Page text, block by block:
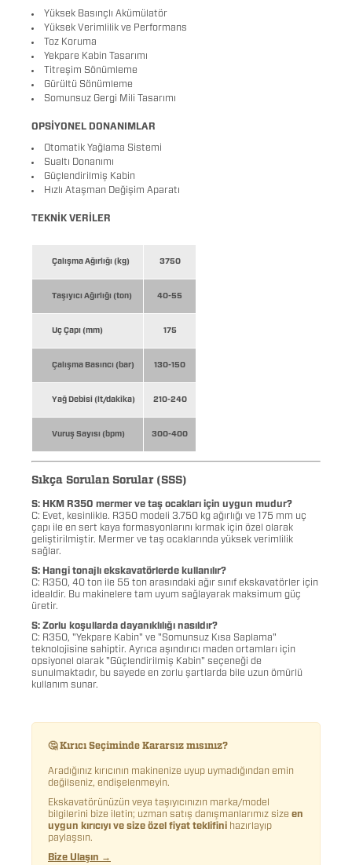
Yüksek Basınçlı Akümülatör
Yüksek Verimlilik ve Performans
Toz Koruma
Yekpare Kabin Tasarımı
Titreşim Sönümleme
Gürültü Sönümleme
Somunsuz Gergi Mili Tasarımı
OPSİYONEL DONANIMLAR
Otomatik Yağlama Sistemi
Sualtı Donanımı
Güçlendirilmiş Kabin
Hızlı Ataşman Değişim Aparatı
TEKNİK VERİLER
Çalışma Ağırlığı (kg) 3750
Taşıyıcı Ağırlığı (ton) 40-55
Uç Çapı (mm) 175
Çalışma Basıncı (bar) 130-150
Yağ Debisi (lt/dakika) 210-240
Vuruş Sayısı (bpm) 300-400
Sıkça Sorulan Sorular (SSS)
S: HKM R350 mermer ve taş ocakları için uygun mudur?
C: Evet, kesinlikle. R350 modeli 3.750 kg ağırlığı ve 175 mm uç
çapı ile en sert kaya formasyonlarını kırmak için özel olarak
geliştirilmiştir. Mermer ve taş ocaklarında yüksek verimlilik
sağlar.
S: Hangi tonajlı ekskavatörlerde kullanılır?
C: R350, 40 ton ile 55 ton arasındaki ağır sınıf ekskavatörler için
idealdir. Bu makinelere tam uyum sağlayarak maksimum güç
üretir.
S: Zorlu koşullarda dayanıklılığı nasıldır?
C: R350, "Yekpare Kabin" ve "Somunsuz Kısa Saplama"
teknolojisine sahiptir. Ayrıca aşındırıcı maden ortamları için
opsiyonel olarak "Güçlendirilmiş Kabin" seçeneği de
sunulmaktadır, bu sayede en zorlu şartlarda bile uzun ömürlü
kullanım sunar.
🤔 Kırıcı Seçiminde Kararsız mısınız?
Aradığınız kırıcının makinenize uyup uymadığından emin
değilseniz, endişelenmeyin.
Ekskavatörünüzün veya taşıyıcınızın marka/model
bilgilerini bize iletin; uzman satış danışmanlarımız size en
uygun kırıcıyı ve size özel fiyat teklifini hazırlayıp
paylaşsın.
Bize Ulaşın →